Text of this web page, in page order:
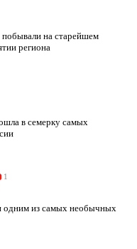
побывали на старейшем
региона
в семерку самых
1
одним из самых необычных